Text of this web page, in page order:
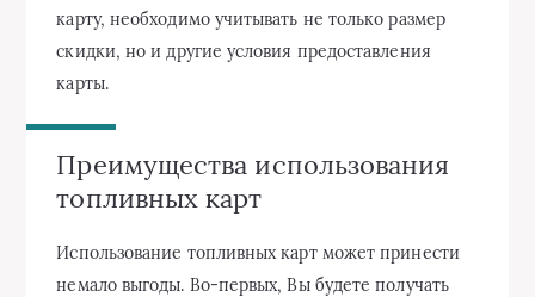
карту, необходимо учитывать не только размер
скидки, но и другие условия предоставления
карты.
Преимущества использования
топливных карт
Использование топливных карт может принести
немало выгоды. Во-первых, Вы будете получать